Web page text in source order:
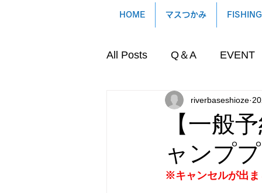
HOME マスつかみ FISHING
All Posts Q＆A EVENT
【一般
ャンプ
riverbaseshioze
※キャンセルが出ま